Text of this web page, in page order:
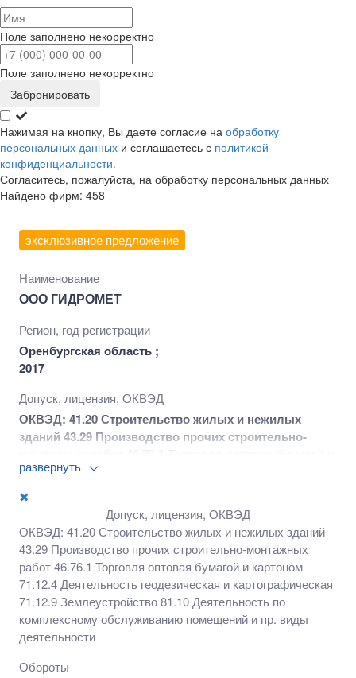
Поле заполнено некорректно
Поле заполнено некорректно
Забронировать
Нажимая на кнопку, Вы даете согласие на обработку
персональных данных и соглашаетесь с политикой
конфиденциальности.
Согласитесь, пожалуйста, на обработку персональных данных
Найдено фирм: 458
эксклюзивное предложение
Наименование
ООО ГИДРОМЕТ
Регион, год регистрации
Оренбургская область ;
2017
Допуск, лицензия, ОКВЭД
ОКВЭД: 41.20 Строительство жилых и нежилых
зданий 43.29 Производство прочих строительно-
картоном 71.12.4 Деятельность геодезическая и
картографическая 71.12.9 Землеустройство 81.10
Деятельность по комплексному обслуживанию
помещений и пр. виды деятельности
развернуть
✖
Допуск, лицензия, ОКВЭД
ОКВЭД: 41.20 Строительство жилых и нежилых зданий
43.29 Производство прочих строительно-монтажных
работ 46.76.1 Торговля оптовая бумагой и картоном
71.12.4 Деятельность геодезическая и картографическая
71.12.9 Землеустройство 81.10 Деятельность по
комплексному обслуживанию помещений и пр. виды
деятельности
Обороты